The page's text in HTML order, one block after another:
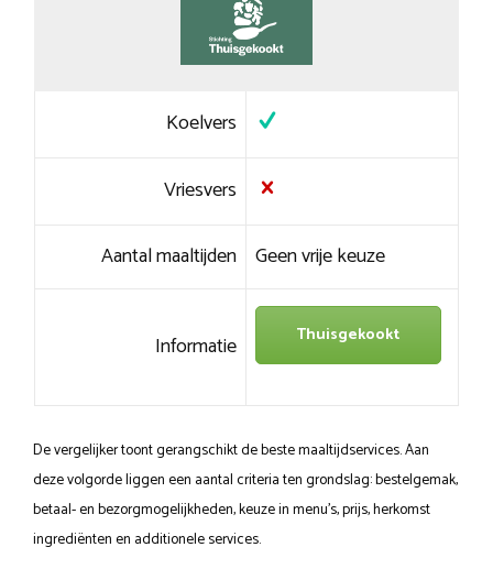
Koelvers
Vriesvers
Aantal maaltijden Geen vrije keuze
Informatie Thuisgekookt
De vergelijker toont gerangschikt de beste maaltijdservices. Aan
deze volgorde liggen een aantal criteria ten grondslag: bestelgemak,
betaal- en bezorgmogelijkheden, keuze in menu’s, prijs, herkomst
ingrediënten en additionele services.